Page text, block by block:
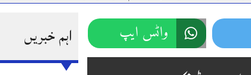
اہم خبریں واٹس ایپ